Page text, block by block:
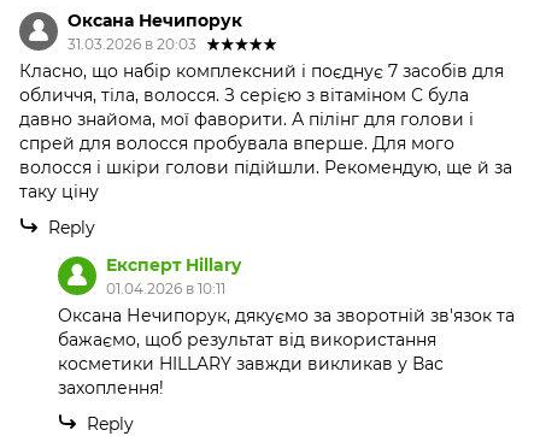
Оксана Нечипорук
31.03.2026 в 20:03
Класно, що набір комплексний і поєднує 7 засобів для
обличчя, тіла, волосся. З серією з вітаміном С була
давно знайома, мої фаворити. А пілінг для голови і
спрей для волосся пробувала вперше. Для мого
волосся і шкіри голови підійшли. Рекомендую, ще й за
таку ціну
Reply
Експерт Hillary
01.04.2026 в 10:11
Оксана Нечипорук, дякуємо за зворотній зв'язок та
бажаємо, щоб результат від використання
косметики HILLARY завжди викликав у Вас
захоплення!
Reply